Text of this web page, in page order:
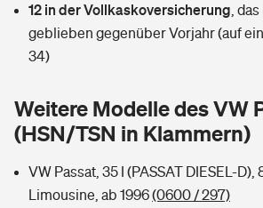
Zur Übersicht
Hochwasser-Check: Wie gefährdet ist Ihr
Wer versichert was: Jetzt Versicherer finden
Pferdehalter-Haftpflicht
Private Cyberversicherung
Musikinstrumentenversicherung
Wer versichert was: Jetzt Versicherer finden
Sie haben Fragen?
Rentenrechner: Wie viel Geld bekomme
12 in der Vollkaskoversicherung das
geblieben gegenüber Vorjahr (auf
34)
Weitere Modelle des VW
(HSN/TSN in Klammern)
VW Passat, 35 I (PASSAT DIESEL-D),
Limousine, ab 1996(0600 / 297)